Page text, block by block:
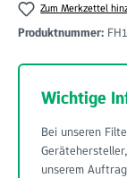
Zum Merkzettel
Produktnummer:
Wichtige
Bei unseren
unserem